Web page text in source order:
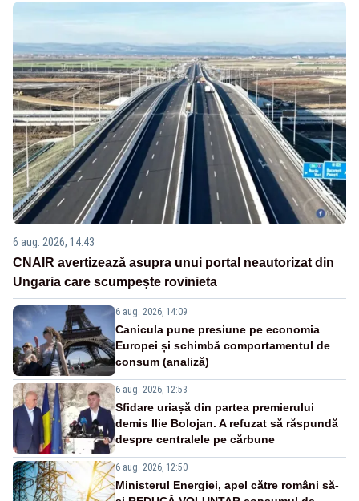
6 aug. 2026, 14:43
CNAIR avertizează asupra unui portal neautorizat din
Ungaria care scumpește rovinieta
6 aug. 2026, 14:09
Canicula pune presiune pe economia
Europei și schimbă comportamentul de
consum (analiză)
6 aug. 2026, 12:53
Sfidare uriașă din partea premierului
demis Ilie Bolojan. A refuzat să răspundă
despre centralele pe cărbune
6 aug. 2026, 12:50
Ministerul Energiei, apel către români să-